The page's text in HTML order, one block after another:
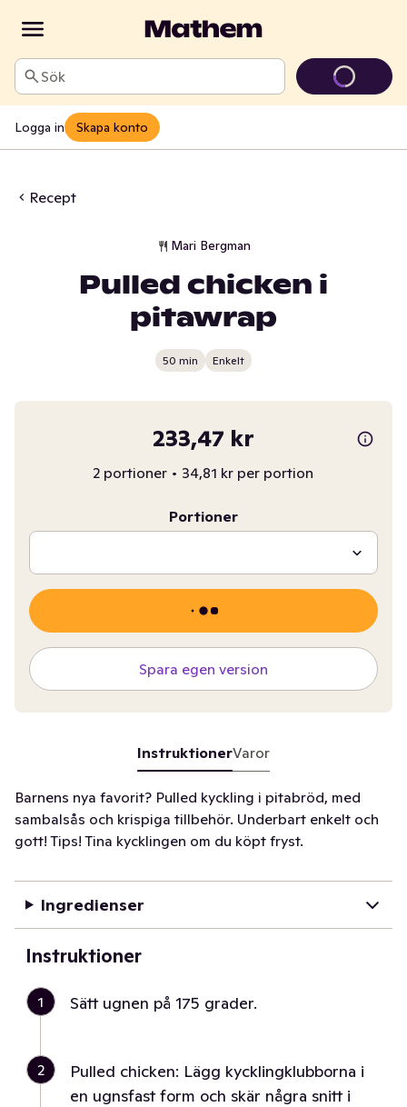
Sök
Logga in Skapa konto
Recept
Mari Bergman
Pulled chicken i
pitawrap
50 min Enkelt
233,47 kr
2 portioner • 34,81 kr per portion
Portioner
Spara egen version
InstruktionerVaror
Barnens nya favorit? Pulled kyckling i pitabröd, med
sambalsås och krispiga tillbehör. Underbart enkelt och
gott! Tips! Tina kycklingen om du köpt fryst.
Ingredienser
Instruktioner
1 Sätt ugnen på 175 grader.
2
Pulled chicken: Lägg kycklingklubborna i
en ugnsfast form och skär några snitt i